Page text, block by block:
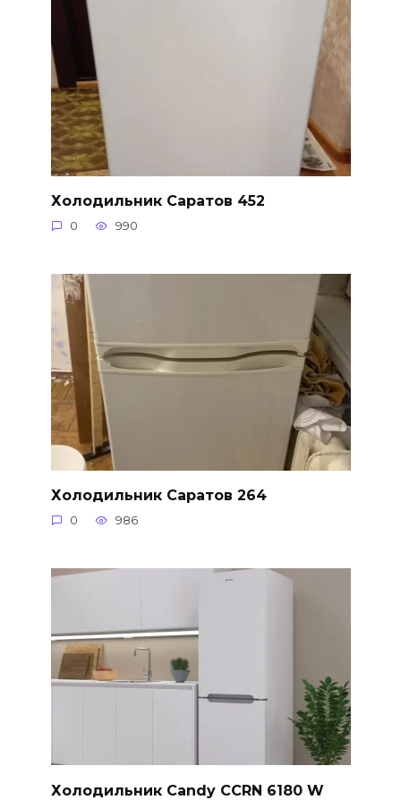
Холодильник Саратов 452
0 990
Холодильник Саратов 264
0 986
Холодильник Candy CCRN 6180 W